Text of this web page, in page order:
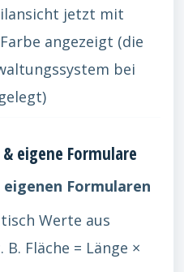
jetzt mit
angezeigt (die
bei
eigene Formulare
eigenen Formularen
Werte aus
Fläche = Länge ×